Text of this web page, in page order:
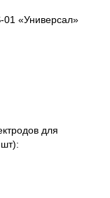
01 «Универсал»